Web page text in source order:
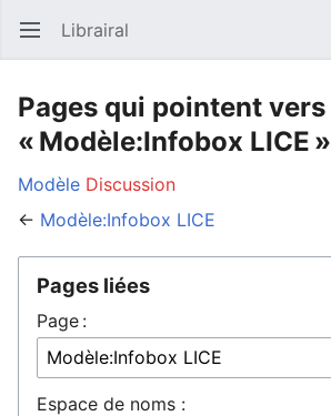
Ouvrir le menu principal Librairal
Pages qui pointent vers
« Modèle:Infobox LICE »
Modèle Discussion
← Modèle:Infobox LICE
Pages liées
Page :
Espace de noms :